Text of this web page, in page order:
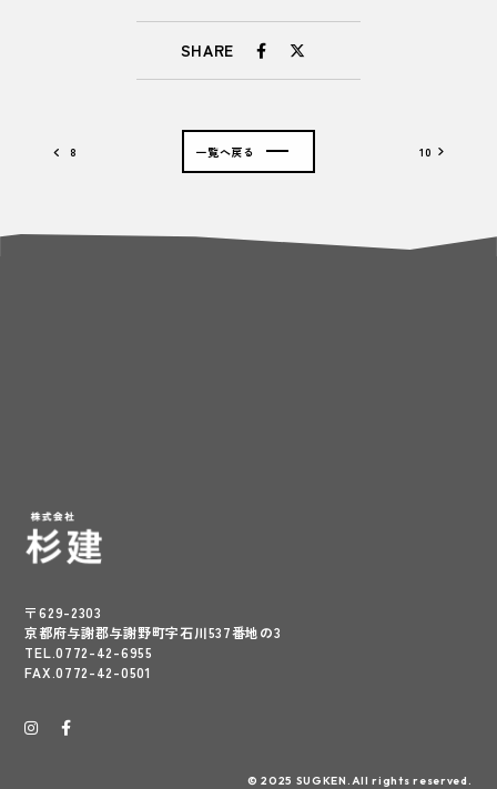
SHARE
8 10
一覧へ戻る
〒629-2303
京都府与謝郡与謝野町字石川537番地の3
TEL.0772-42-6955
FAX.0772-42-0501
© 2025 SUGKEN.All rights reserved.